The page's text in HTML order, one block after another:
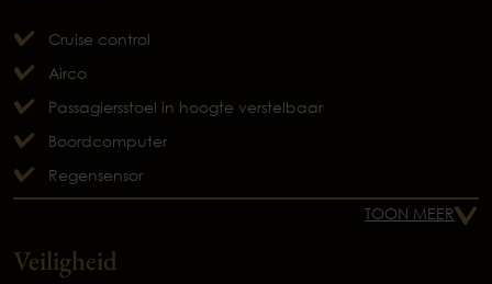
Cruise control
Airco
Passagiersstoel in hoogte verstelbaar
Boordcomputer
Regensensor
TOON MEER
Veiligheid